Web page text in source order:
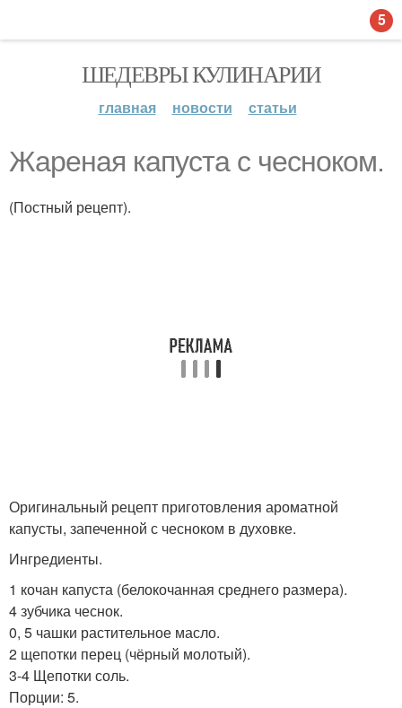
ШЕДЕВРЫ КУЛИНАРИИ
главная новости статьи
Жареная капуста с чесноком.
(Постный рецепт).
Оригинальный рецепт приготовления ароматной
капусты, запеченной с чесноком в духовке.
Ингредиенты.
1 кочан капуста (белокочанная среднего размера).
4 зубчика чеснок.
0, 5 чашки растительное масло.
2 щепотки перец (чёрный молотый).
3-4 Щепотки соль.
Порции: 5.
5